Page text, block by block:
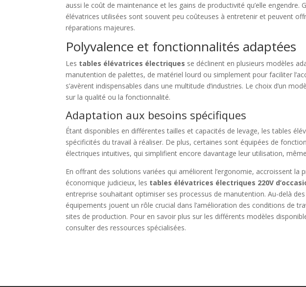
aussi le coût de maintenance et les gains de productivité qu’elle engendre.
élévatrices utilisées sont souvent peu coûteuses à entretenir et peuvent
réparations majeures.
Polyvalence et fonctionnalités adaptées
Les tables élévatrices électriques se déclinent en plusieurs modèles
manutention de palettes, de matériel lourd ou simplement pour faciliter
s’avèrent indispensables dans une multitude d’industries. Le choix d’un
sur la qualité ou la fonctionnalité.
Adaptation aux besoins spécifiques
Étant disponibles en différentes tailles et capacités de levage, les tables
spécificités du travail à réaliser. De plus, certaines sont équipées de
électriques intuitives, qui simplifient encore davantage leur utilisation,
En offrant des solutions variées qui améliorent l’ergonomie, accroissent
économique judicieux, les tables élévatrices électriques 220V
entreprise souhaitant optimiser ses processus de manutention. Au-delà
équipements jouent un rôle crucial dans l’amélioration des conditions de
sites de production. Pour en savoir plus sur les différents modèles
consulter des ressources spécialisées.